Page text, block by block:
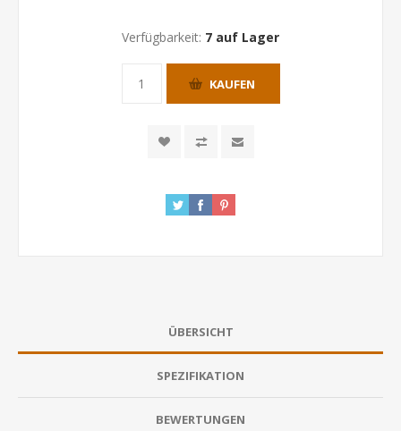
Verfügbarkeit: 7 auf Lager
KAUFEN
ÜBERSICHT
SPEZIFIKATION
BEWERTUNGEN